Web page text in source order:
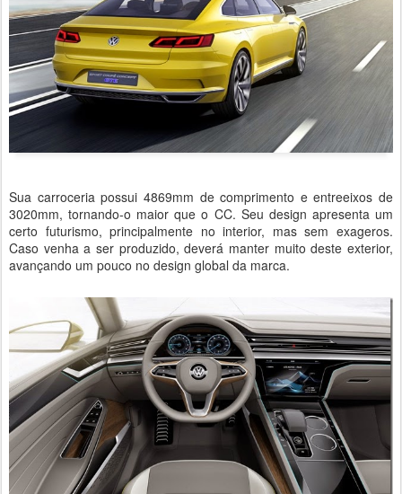
Sua carroceria possui 4869mm de comprimento e entreeixos de
3020mm, tornando-o maior que o CC. Seu design apresenta um
certo futurismo, principalmente no interior, mas sem exageros.
Caso venha a ser produzido, deverá manter muito deste exterior,
avançando um pouco no design global da marca.